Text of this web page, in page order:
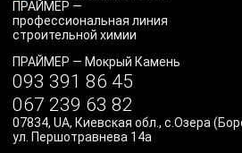
ПРАЙМЕР — Мокрый Камень
093 391 86 45
067 239 63 82
07834, UA, Киевская обл., с.Озера
ул. Першотравнева 14а